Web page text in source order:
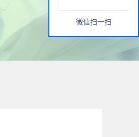
微信扫一扫